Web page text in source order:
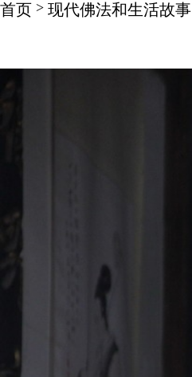
首页 > 现代佛法和生活故事